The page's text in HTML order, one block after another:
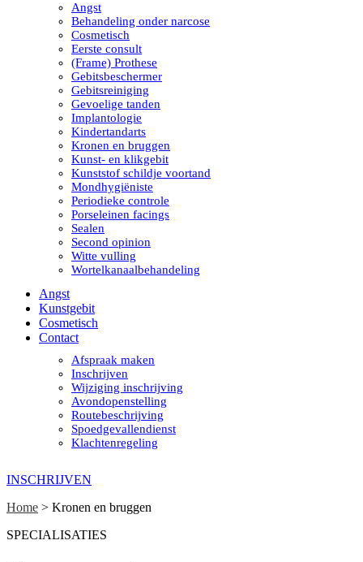
Angst
Behandeling onder narcose
Cosmetisch
Eerste consult
(Frame) Prothese
Gebitsbeschermer
Gebitsreiniging
Gevoelige tanden
Implantologie
Kindertandarts
Kronen en bruggen
Kunst- en klikgebit
Kunststof schildje voortand
Mondhygiëniste
Periodieke controle
Porseleinen facings
Sealen
Second opinion
Witte vulling
Wortelkanaalbehandeling
Angst
Kunstgebit
Cosmetisch
Contact
Afspraak maken
Inschrijven
Wijziging inschrijving
Avondopenstelling
Routebeschrijving
Spoedgevallendienst
Klachtenregeling
INSCHRIJVEN
Home > Kronen en bruggen
SPECIALISATIES